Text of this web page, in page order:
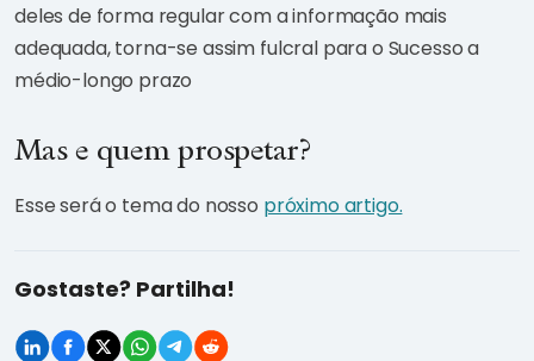
deles de forma regular com a informação mais
adequada, torna-se assim fulcral para o Sucesso a
médio-longo prazo
Mas e quem prospetar?
Esse será o tema do nosso próximo artigo.
Gostaste? Partilha!